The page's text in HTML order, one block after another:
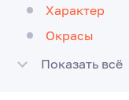
Характер
Окрасы
Показать всё